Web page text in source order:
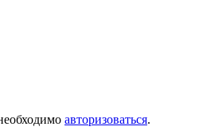
авторизоваться.